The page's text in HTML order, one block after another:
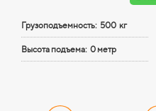
Грузоподъемность: 500 кг
Высота подъема: 0 метр